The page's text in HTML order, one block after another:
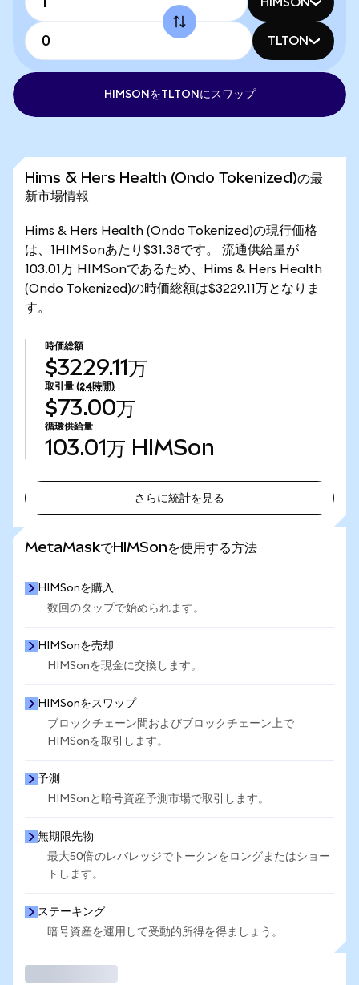
TLTON
HIMSONをTLTONにスワップ
Hims & Hers Health (Ondo Tokenized)の最
新市場情報
Hims & Hers Health (Ondo Tokenized)の現行価格
は、1HIMSonあたり$31.38です。 流通供給量が
103.01万 HIMSonであるため、Hims & Hers Health
(Ondo Tokenized)の時価総額は$3229.11万となりま
す。
時価総額
$3229.11万
取引量 (24時間)
$73.00万
循環供給量
103.01万 HIMSon
さらに統計を見る
MetaMaskでHIMSonを使用する方法
HIMSonを購入
数回のタップで始められます。
HIMSonを売却
HIMSonを現金に交換します。
HIMSonをスワップ
ブロックチェーン間およびブロックチェーン上で
HIMSonを取引します。
予測
HIMSonと暗号資産予測市場で取引します。
無期限先物
最大50倍のレバレッジでトークンをロングまたはショー
トします。
ステーキング
暗号資産を運用して受動的所得を得ましょう。